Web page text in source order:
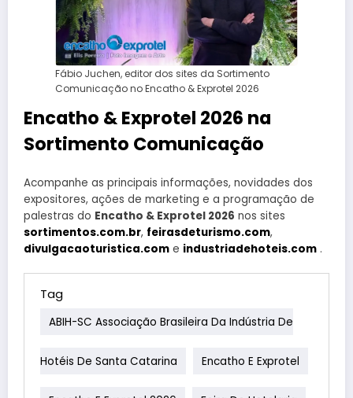
Fábio Juchen, editor dos sites da Sortimento
Comunicação no Encatho & Exprotel 2026
Encatho & Exprotel 2026 na
Sortimento Comunicação
Acompanhe as principais informações, novidades dos
expositores, ações de marketing e a programação de
palestras do Encatho & Exprotel 2026 nos sites
sortimentos.com.br, feirasdeturismo.com,
divulgacaoturistica.com e industriadehoteis.com .
Tag
ABIH-SC Associação Brasileira Da Indústria De
Hotéis De Santa Catarina Encatho E Exprotel